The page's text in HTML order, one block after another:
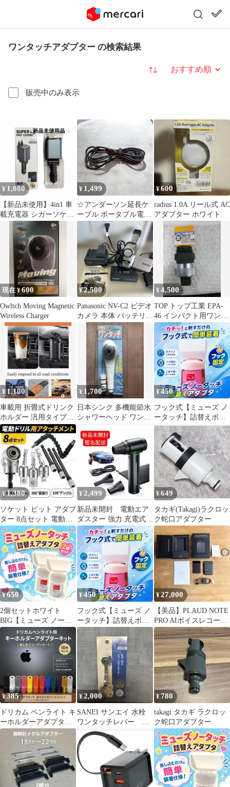
ワンタッチアダプター の検索結果
販売中のみ表示
並び替え
¥ 1,080
【新品未使用】4in1 車
載充電器 シガーソケッ
ト 巻き取り式 急速充電
¥ 1,499
☆アンダーソン延長ケ
ーブル ポータブル電源
充電ケーブル 長さ2.7m
¥600
radius 1.0A リール式 AC
アダプター ホワイト
現在 ¥600
Owltch Moving Magnetic
Wireless Charger
¥2,500
Panasonic NV-C2 ビデオ
カメラ 本体 バッテリー
付き 8mmテープ
¥4,500
TOP トップ工業 EPA-
46 インパクト用ワンタ
ッチアダプター変換タ
イプ
¥1,100
車載用 折畳式ドリンク
ホルダー 汎用タイプ2
個セット
¥ 1,700
日本シンク 多機能節水
シャワーヘッド ワンタ
¥450
フック式【ミューズ ノ
ータッチ】詰替えボト
ル アダプター386
¥1,380
ソケット ビット アダプ
ター 8点セット 電動ド
リル インパクト対応 首
振り
¥ 2,499
新品未開封 電動エア
ダスター 強力 充電式
ハンディ ブロワー
¥649
タカギ(Takagi)ラクロッ
ク蛇口アダプター
¥650
2個セットホワイト
BIG【ミューズ ノータ
ッチ】詰替えボトル ア
ダプター388
¥450
フック式【ミューズ ノ
ータッチ】詰替えボト
ル アダプター380
¥27,000
【美品】PLAUD NOTE
PRO AIボイスレコーダ
ー 本体
¥385
ドリカム ペンライト キ
ーホルダーアダプター
キット
¥2,000
SANEI サンエイ 水栓
ワンタッチレバー
PR23F
¥780
takagi タカギ ラクロッ
ク蛇口アダプター